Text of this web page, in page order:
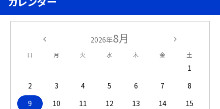
2026年8月
日 月 火 水 木 金 土
1
2
3 4 5 6 7
8
9
10 11 12 13 14
15